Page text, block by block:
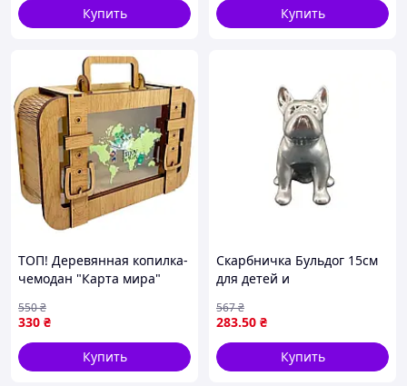
Купить
Купить
ТОП! Деревянная копилка-
чемодан "Карта мира"
(gHome)
330 ₴
550₴
Купить
Скарбничка Бульдог 15см
для детей и
серебряная копилка для
хранения монет
283.50 ₴
567₴
Купить